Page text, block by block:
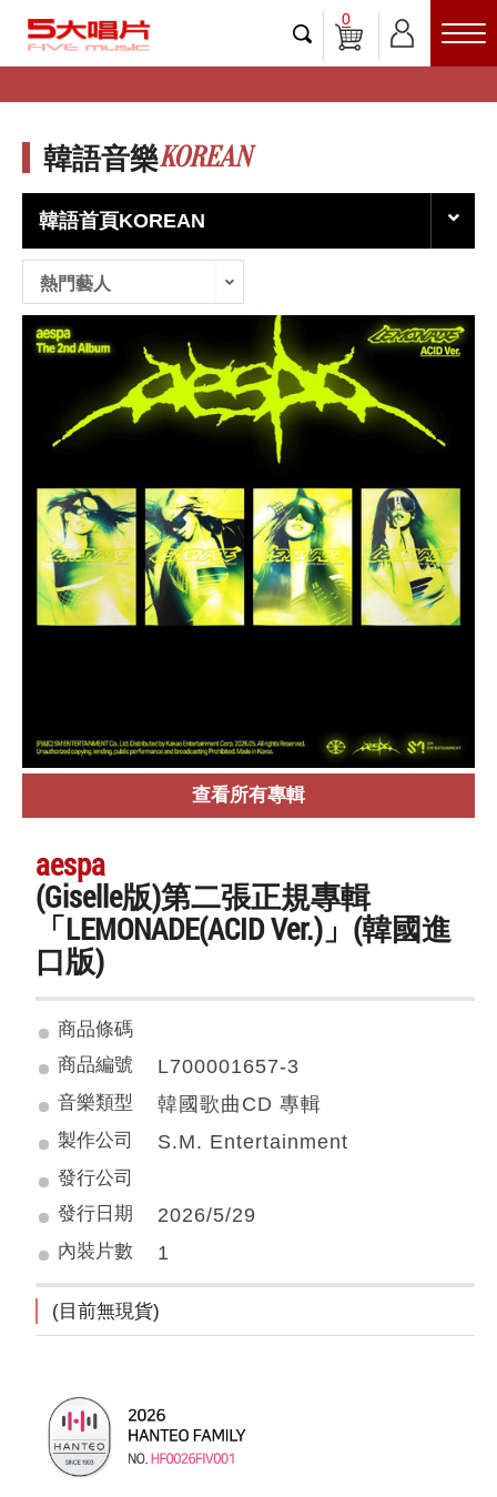
0
韓語音樂KOREAN
韓語首頁KOREAN
熱門藝人
查看所有專輯
aespa
(Giselle版)第二張正規專輯
「LEMONADE(ACID Ver.)」(韓國進
口版)
商品條碼
商品編號
L700001657-3
音樂類型 韓國歌曲CD 專輯
製作公司 S.M. Entertainment
發行公司
發行日期
2026/5/29
內裝片數 1
(目前無現貨)